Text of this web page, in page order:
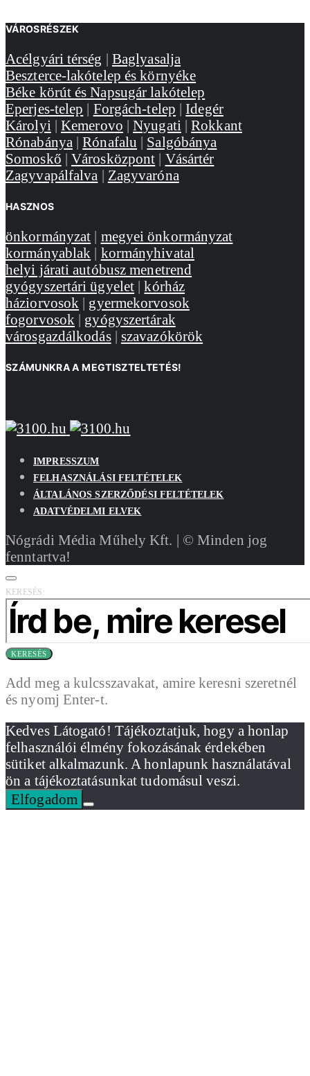
VÁROSRÉSZEK
Acélgyári térség | Baglyasalja
Beszterce-lakótelep és környéke
Béke körút és Napsugár lakótelep
Eperjes-telep | Forgách-telep |Idegér
Károlyi |Kemerovo |Nyugati |Rokkant
Rónabánya |Rónafalu | Salgóbánya
Somoskő |Városközpont | Vásártér
Zagyvapálfalva | Zagyvaróna
HASZNOS
önkormányzat | megyei önkormányzat
kormányablak | kormányhivatal
helyi járati autóbusz menetrend
gyógyszertári ügyelet |kórház
háziorvosok | gyermekorvosok
fogorvosok | gyógyszertárak
városgazdálkodás| szavazókörök
SZÁMUNKRA A MEGTISZTELTETÉS!
IMPRESSZUM
FELHASZNÁLÁSI FELTÉTELEK
ÁLTALÁNOS SZERZŐDÉSI FELTÉTELEK
ADATVÉDELMI ELVEK
Nógrádi Média Műhely Kft. | © Minden jog
fenntartva!
KERESÉS:
KERESÉS
Add meg a kulcsszavakat, amire keresni szeretnél
és nyomj Enter-t.
Kedves Látogató! Tájékoztatjuk, hogy a honlap
felhasználói élmény fokozásának érdekében
sütiket alkalmazunk. A honlapunk használatával
ön a tájékoztatásunkat tudomásul veszi.
Elfogadom